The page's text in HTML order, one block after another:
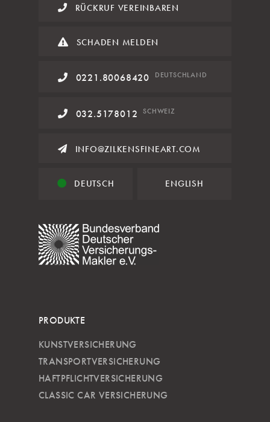
RÜCKRUF VEREINBAREN
SCHADEN MELDEN
0221.80068420 DEUTSCHLAND
032.5178012 SCHWEIZ
INFO@ZILKENSFINEART.COM
DEUTSCH ENGLISH
PRODUKTE
KUNSTVERSICHERUNG
TRANSPORTVERSICHERUNG
HAFTPFLICHTVERSICHERUNG
CLASSIC CAR VERSICHERUNG